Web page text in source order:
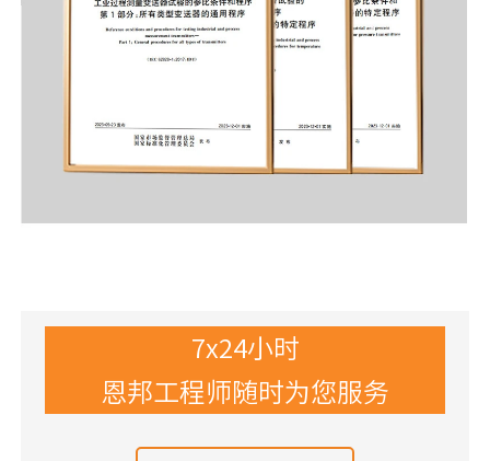
7x24小时
恩邦工程师随时为您服务